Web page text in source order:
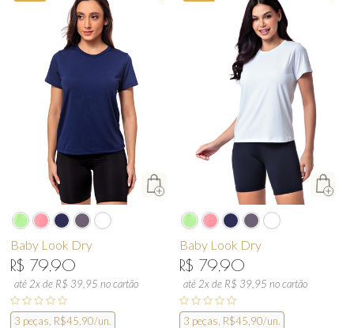
Baby Look Dry
R$ 79,90
até 2x de R$ 39,95 no cartão
3 peças, R$45,90/un.
Baby Look Dry
R$ 79,90
até 2x de R$ 39,95 no cartão
3 peças, R$45,90/un.